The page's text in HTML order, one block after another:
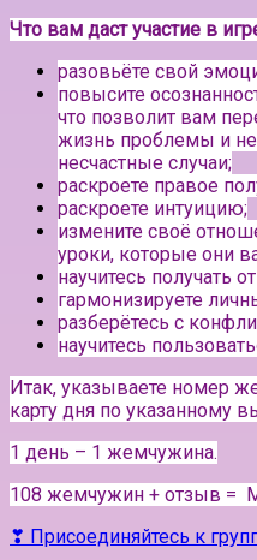
Что вам даст участие в
разовьёте свой
повысите
что позволит вам
жизнь проблемы и
несчастные случаи;
раскроете правое
раскроете интуицию;
измените своё
уроки, которые они
научитесь получать
гармонизируете
разберётесь с
научитесь
Итак, указываете номер
карту дня по указанному
1 день – 1 жемчужина.
108 жемчужин + отзыв =
❣ Присоединяйтесь к